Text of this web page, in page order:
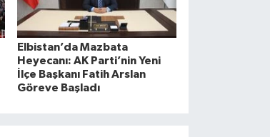
Elbistan’da Mazbata
Heyecanı: AK Parti’nin Yeni
İlçe Başkanı Fatih Arslan
Göreve Başladı